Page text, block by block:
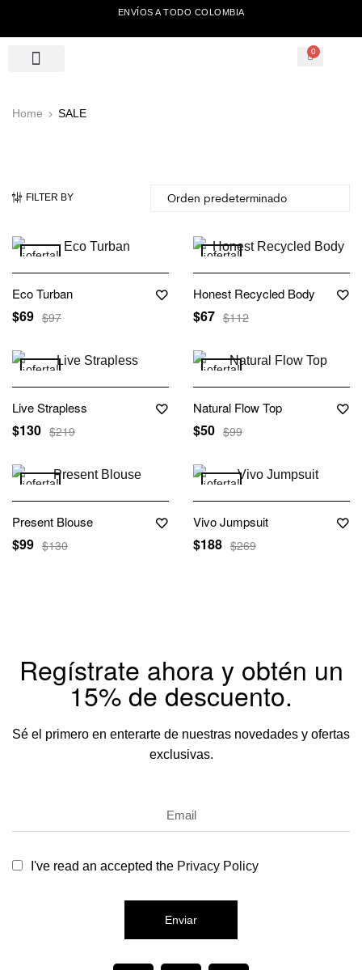
ENVÍOS A TODO COLOMBIA
0
Home SALE
FILTER BY
¡oferta!
Eco Turban
$97
$69
¡oferta!
Honest Recycled Body
$112
$67
¡oferta!
Live Strapless
$219
$130
¡oferta!
Natural Flow Top
$99
$50
¡oferta!
Present Blouse
$130
$99
¡oferta!
Vivo Jumpsuit
$269
$188
Regístrate ahora y obtén un
15% de descuento.
Sé el primero en enterarte de nuestras novedades y ofertas
exclusivas.
I've read an accepted the Privacy Policy
Enviar